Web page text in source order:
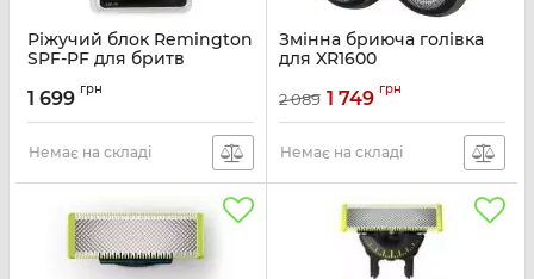
Ріжучий блок Remington
SPF-PF для бритв
Артикул:
1 699 грн
Немає на складі
Змінна бриюча голівка
для XR1600
2 089 1 749 грн
Немає на складі